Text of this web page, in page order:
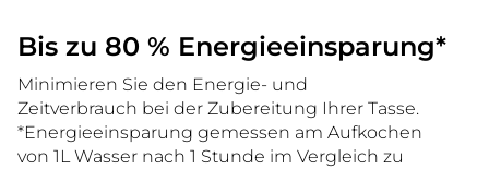
Bis zu 80 % Energieeinsparung*
Minimieren Sie den Energie- und
Zeitverbrauch bei der Zubereitung Ihrer Tasse.
*Energieeinsparung gemessen am Aufkochen
von 1L Wasser nach 1 Stunde im Vergleich zu